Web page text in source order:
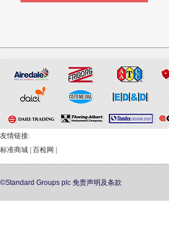
友情链接:
标准商城 百检网
©Standard Groups plc 免责声明及条款